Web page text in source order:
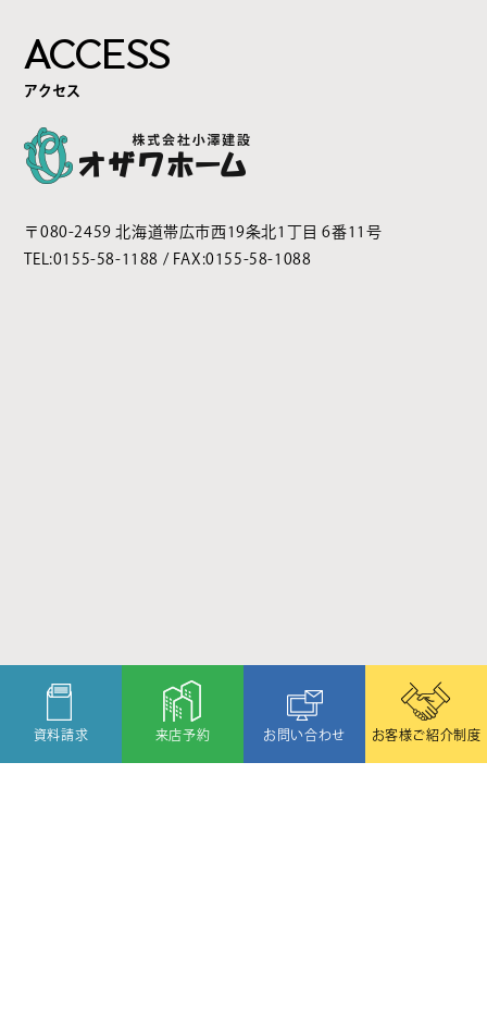
資料請求 来店予約 お問い合わせ お客様ご紹介制度
ACCESS
アクセス
〒080-2459 北海道帯広市西19条北1丁目 6番11号
TEL:0155-58-1188 / FAX:0155-58-1088